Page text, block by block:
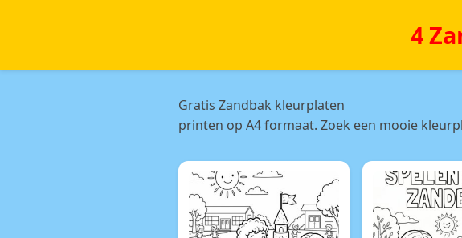
4
Gratis Zandbak kleurplaten
printen op A4 formaat. Zoek een mooie